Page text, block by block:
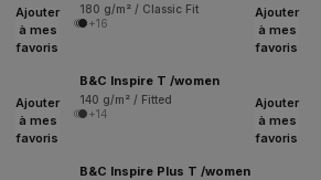
180 g/m² / Classic Fit
+16
Ajouter
à mes
favoris
Ajouter
à mes
favoris
B&C Inspire T /women
140 g/m² / Fitted
+14
Ajouter
à mes
favoris
Ajouter
à mes
favoris
B&C Inspire Plus T /women